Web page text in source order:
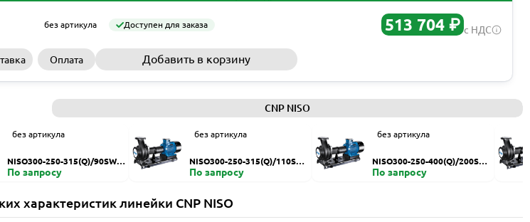
без артикула Доступен для заказа 513 704 ₽ с НДС
Оплата Добавить в корзину
CNP NISO
без артикула
NISO300-250-315(Q)/90SWH
ZDI
По запросу
без артикула
NISO300-250-315(Q)/110SW
HZDI
По запросу
без артикула
NISO300-250-400(Q)/200SW
HZDI
По запросу
характеристик линейки CNP NISO